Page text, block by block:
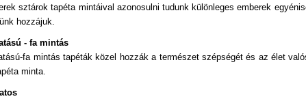
sztárok tapéta mintáival azonosulni tudunk különleges emberek
hozzájuk.
- fa mintás
fa mintás tapéták közel hozzák a természet szépségét és az élet
minta.